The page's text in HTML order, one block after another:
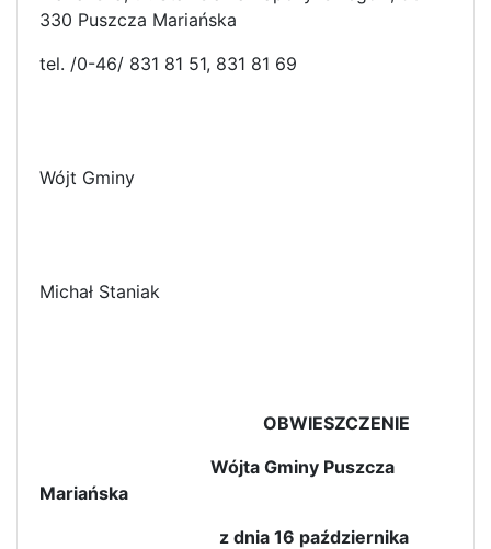
330 Puszcza Mariańska
tel. /0-46/ 831 81 51, 831 81 69
Wójt Gminy
Michał Staniak
OBWIESZCZENIE
Wójta Gminy Puszcza
Mariańska
z dnia 16 października